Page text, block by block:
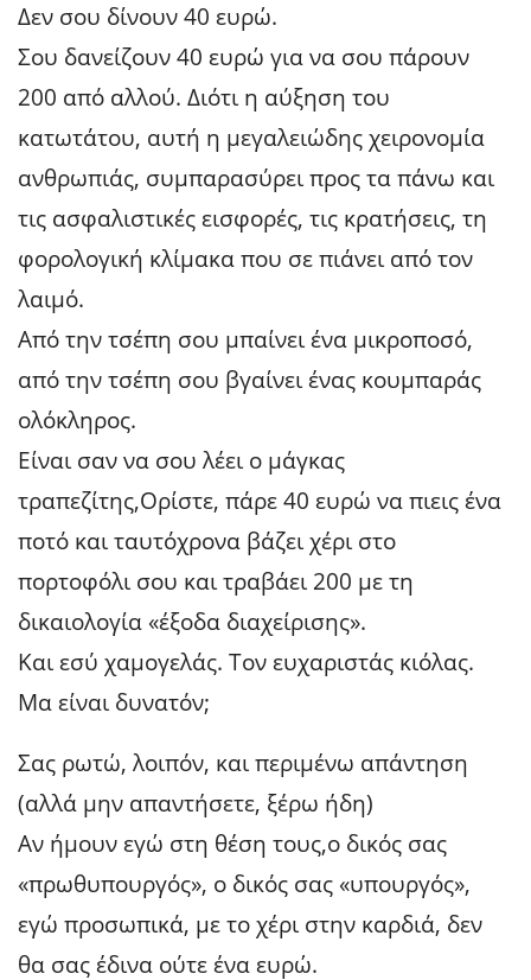
Δεν σου δίνουν 40 ευρώ.
Σου δανείζουν 40 ευρώ για να σου πάρουν
200 από αλλού. Διότι η αύξηση του
κατωτάτου, αυτή η μεγαλειώδης χειρονομία
ανθρωπιάς, συμπαρασύρει προς τα πάνω και
τις ασφαλιστικές εισφορές, τις κρατήσεις, τη
φορολογική κλίμακα που σε πιάνει από τον
λαιμό.
Από την τσέπη σου μπαίνει ένα μικροποσό,
από την τσέπη σου βγαίνει ένας κουμπαράς
ολόκληρος.
Είναι σαν να σου λέει ο μάγκας
τραπεζίτης,Ορίστε, πάρε 40 ευρώ να πιεις ένα
ποτό και ταυτόχρονα βάζει χέρι στο
πορτοφόλι σου και τραβάει 200 με τη
δικαιολογία «έξοδα διαχείρισης».
Και εσύ χαμογελάς. Τον ευχαριστάς κιόλας.
Μα είναι δυνατόν;
Σας ρωτώ, λοιπόν, και περιμένω απάντηση
(αλλά μην απαντήσετε, ξέρω ήδη)
Αν ήμουν εγώ στη θέση τους,ο δικός σας
«πρωθυπουργός», ο δικός σας «υπουργός»,
εγώ προσωπικά, με το χέρι στην καρδιά, δεν
θα σας έδινα ούτε ένα ευρώ.